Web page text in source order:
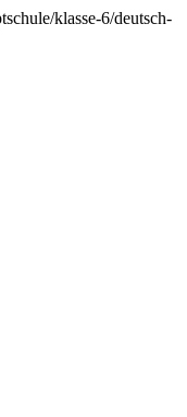
klasse-6/deutsch-